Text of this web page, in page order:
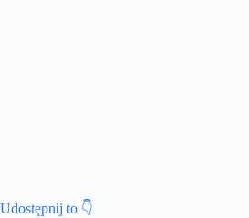
Udostępnij to 👇